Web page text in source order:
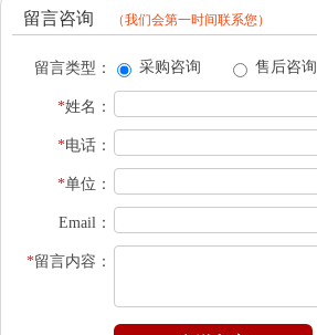
留言咨询 （我们会第一时间联系您）
留言类型： 采购咨询 售后咨询
*姓名：
*电话：
*单位：
Email：
*留言内容：